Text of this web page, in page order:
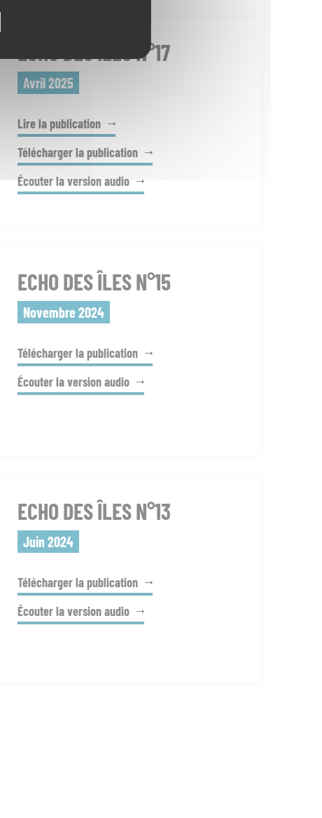
ECHO DES ÎLES N°17
Avril 2025
Lire la publication
Télécharger la publication
Écouter la version audio
ECHO DES ÎLES N°15
Novembre 2024
Télécharger la publication
Écouter la version audio
ECHO DES ÎLES N°13
Juin 2024
Télécharger la publication
Écouter la version audio